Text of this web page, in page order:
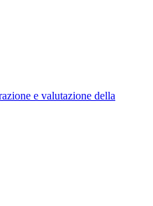
e valutazione della